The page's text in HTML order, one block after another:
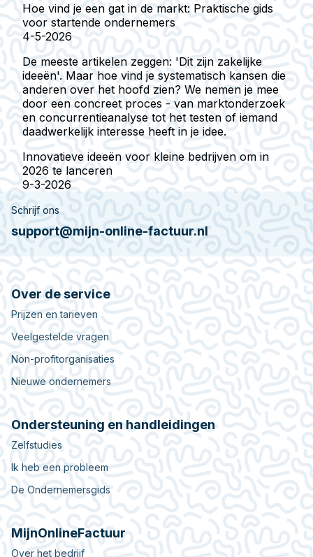
Hoe vind je een gat in de markt: Praktische gids
voor startende ondernemers
4-5-2026
De meeste artikelen zeggen: 'Dit zijn zakelijke
ideeën'. Maar hoe vind je systematisch kansen die
anderen over het hoofd zien? We nemen je mee
door een concreet proces - van marktonderzoek
en concurrentieanalyse tot het testen of iemand
daadwerkelijk interesse heeft in je idee.
Innovatieve ideeën voor kleine bedrijven om in
2026 te lanceren
9-3-2026
Schrijf ons
support@mijn-online-factuur.nl
Over de service
Prijzen en tarieven
Veelgestelde vragen
Non-profitorganisaties
Nieuwe ondernemers
Ondersteuning en handleidingen
Zelfstudies
Ik heb een probleem
De Ondernemersgids
MijnOnlineFactuur
Over het bedrijf